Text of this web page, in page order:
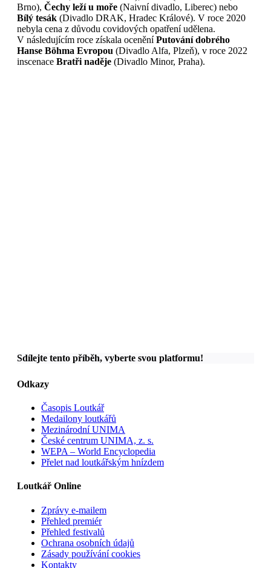
Brno), Čechy leží u moře (Naivní divadlo, Liberec) nebo
Bílý tesák(Divadlo DRAK, Hradec Králové). V roce 2020
nebyla cena z důvodu covidových opatření udělena.
V následujícím roce získala oceněníPutování dobrého
Hanse Böhma Evropou (Divadlo Alfa, Plzeň), v roce 2022
inscenace Bratři naděje(Divadlo Minor, Praha).
Sdílejte tento příběh, vyberte svou platformu!
Odkazy
Časopis Loutkář
Medailony loutkářů
Mezinárodní UNIMA
České centrum UNIMA, z. s.
WEPA – World Encyclopedia
Přelet nad loutkářským hnízdem
Loutkář Online
Zprávy e-mailem
Přehled premiér
Přehled festivalů
Ochrana osobních údajů
Zásady používání cookies
Kontakty